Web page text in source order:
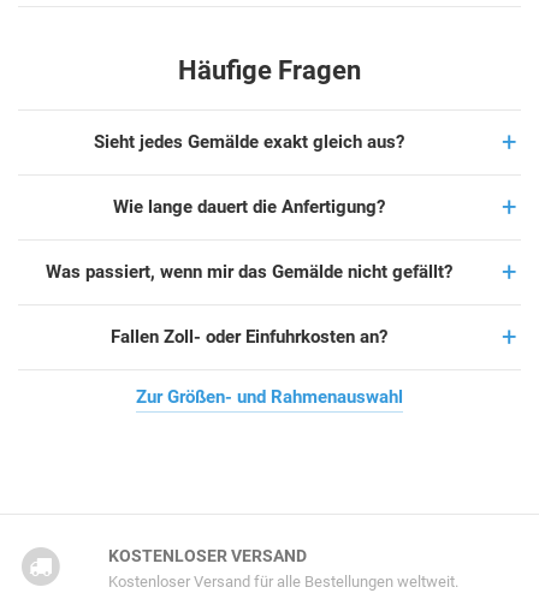
Häufige Fragen
Sieht jedes Gemälde exakt gleich aus?
Wie lange dauert die Anfertigung?
Was passiert, wenn mir das Gemälde nicht gefällt?
Fallen Zoll- oder Einfuhrkosten an?
Zur Größen- und Rahmenauswahl
KOSTENLOSER VERSAND
Kostenloser Versand für alle Bestellungen weltweit.